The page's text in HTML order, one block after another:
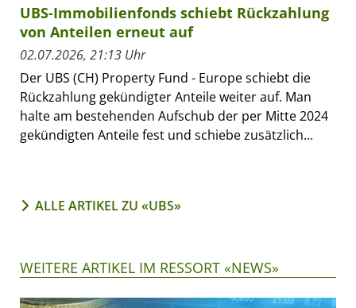
UBS-Immobilienfonds schiebt Rückzahlung
von Anteilen erneut auf
02.07.2026, 21:13 Uhr
Der UBS (CH) Property Fund - Europe schiebt die
Rückzahlung gekündigter Anteile weiter auf. Man
halte am bestehenden Aufschub der per Mitte 2024
gekündigten Anteile fest und schiebe zusätzlich...
ALLE ARTIKEL ZU «UBS»
WEITERE ARTIKEL IM RESSORT «NEWS»